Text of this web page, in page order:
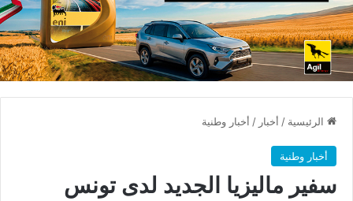
الرئيسية / أخبار / أخبار وطنية
أخبار وطنية
سفير ماليزيا الجديد لدى تونس